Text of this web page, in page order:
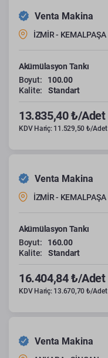
Venta Makina
İZMİR - KEMALPAŞA
Akümülasyon Tankı
Boyut:
100.00
Kalite:
Standart
13.835,40 ₺/Adet
KDV Hariç: 11.529,50 ₺/Adet
Venta Makina
İZMİR - KEMALPAŞA
Akümülasyon Tankı
Boyut:
160.00
Kalite:
Standart
16.404,84 ₺/Adet
KDV Hariç: 13.670,70 ₺/Adet
Venta Makina